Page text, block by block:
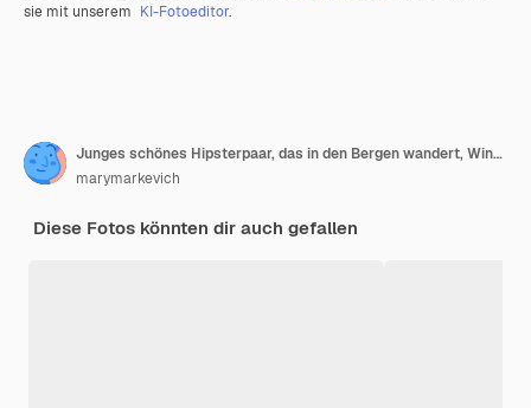
sie mit unserem KI-Fotoeditor.
Junges schönes Hipsterpaar, das in den Bergen wandert, Winterferienreisen, Mannfrau in der Liebe
marymarkevich
Diese Fotos könnten dir auch gefallen